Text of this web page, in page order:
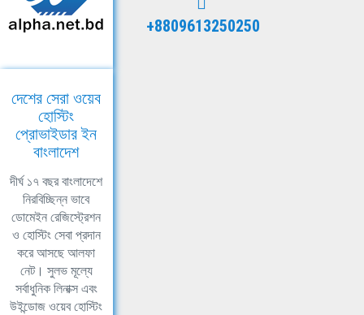
+8809613250250
দেশের সেরা ওয়েব
হোস্টিং
প্রোভাইডার ইন
বাংলাদেশ
দীর্ঘ ১৭ বছর বাংলাদেশে
নিরবিচ্ছিন্ন ভাবে
ডোমেইন রেজিস্ট্রেশন
ও হোস্টিং সেবা প্রদান
করে আসছে আলফা
নেট। সুলভ মূল্যে
সর্বাধুনিক লিনাক্স এবং
উইন্ডোজ ওয়েব হোস্টিং